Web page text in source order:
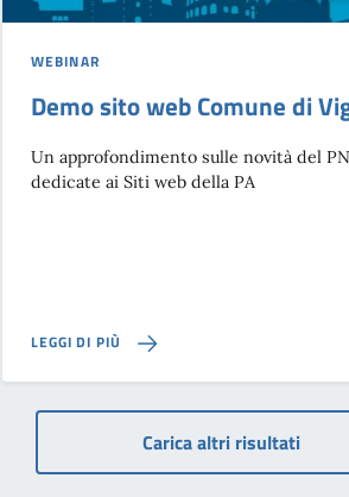
WEBINAR
Demo sito web Comune di
Un approfondimento sulle novità del
dedicate ai Siti web della PA
LEGGI DI PIÙ
Carica altri risultati